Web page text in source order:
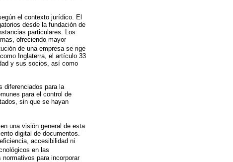
el contexto jurídico. El
desde la fundación de
particulares. Los
ofreciendo mayor
de una empresa se rige
Inglaterra, el artículo 33
y sus socios, así como
diferenciados para la
para el control de
sin que se hayan
una visión general de esta
digital de documentos.
accesibilidad ni
en las
para incorporar